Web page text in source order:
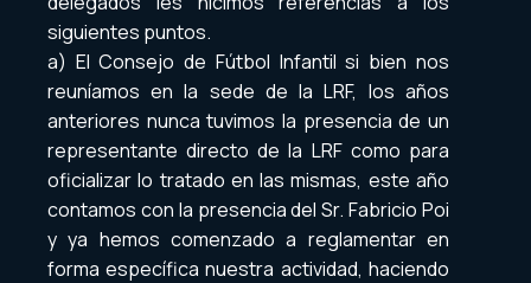
siguientes puntos.
a) El Consejo de Fútbol Infantil si bien nos
reuníamos en la sede de la LRF, los años
anteriores nunca tuvimos la presencia de un
representante directo de la LRF como para
oficializar lo tratado en las mismas, este año
contamos con la presencia del Sr. Fabricio Poi
y ya hemos comenzado a reglamentar en
forma específica nuestra actividad, haciendo